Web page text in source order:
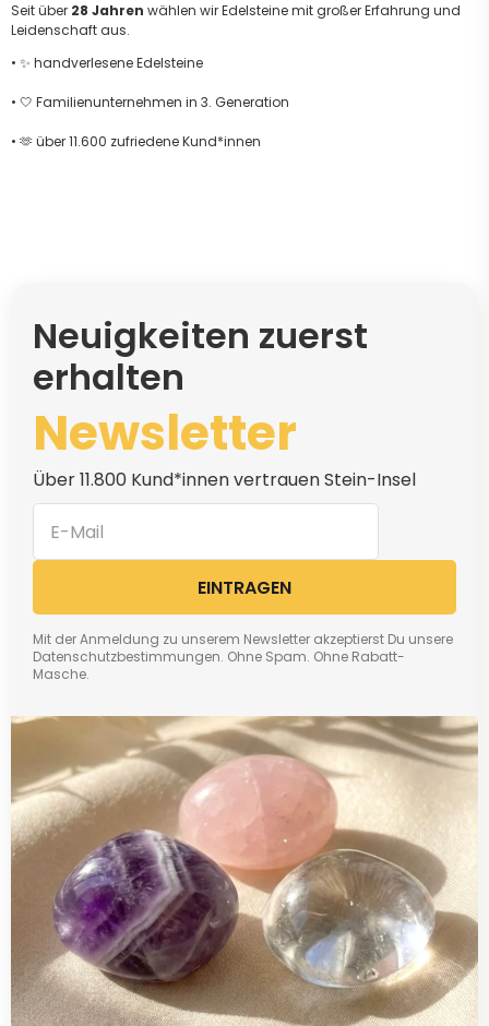
Seit über 28 Jahren wählen wir Edelsteine mit großer Erfahrung und
Leidenschaft aus.
• ✨ handverlesene Edelsteine
• 🤍 Familienunternehmen in 3. Generation
• 🫶 über 11.600 zufriedene Kund*innen
Neuigkeiten zuerst
erhalten
Newsletter
Über 11.800 Kund*innen vertrauen Stein-Insel
EINTRAGEN
Mit der Anmeldung zu unserem Newsletter akzeptierst Du unsere
Datenschutzbestimmungen. Ohne Spam. Ohne Rabatt-
Masche.